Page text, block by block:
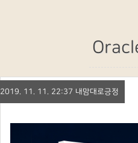
2019. 11. 11. 22:37 내맘대로긍정